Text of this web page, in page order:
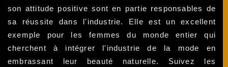
son attitude positive sont en partie responsables de
sa réussite dans l'industrie. Elle est un excellent
exemple pour les femmes du monde entier qui
cherchent à intégrer l'industrie de la mode en
embrassant leur beauté naturelle. Suivez les